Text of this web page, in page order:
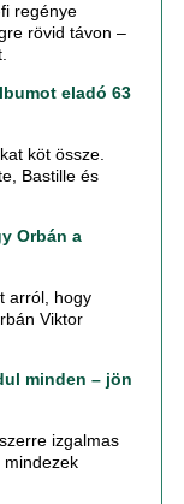
regénye
rövid távon –
eladó 63
köt össze.
Bastille és
Orbán a
arról, hogy
Viktor
minden – jön
izgalmas
mindezek